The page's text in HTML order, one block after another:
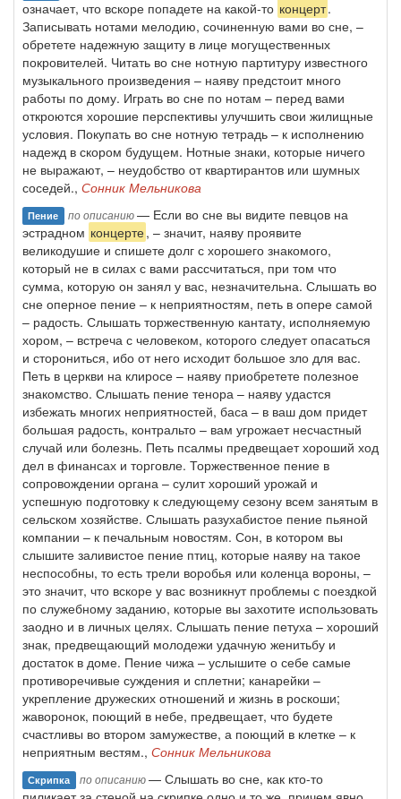
означает, что вскоре попадете на какой-то концерт.
Записывать нотами мелодию, сочиненную вами во сне, –
обретете надежную защиту в лице могущественных
покровителей. Читать во сне нотную партитуру известного
музыкального произведения – наяву предстоит много
работы по дому. Играть во сне по нотам – перед вами
откроются хорошие перспективы улучшить свои жилищные
условия. Покупать во сне нотную тетрадь – к исполнению
надежд в скором будущем. Нотные знаки, которые ничего
не выражают, – неудобство от квартирантов или шумных
соседей., Сонник Мельникова
Пение по описанию— Если во сне вы видите певцов на
эстрадном концерте, – значит, наяву проявите
великодушие и спишете долг с хорошего знакомого,
который не в силах с вами рассчитаться, при том что
сумма, которую он занял у вас, незначительна. Слышать во
сне оперное пение – к неприятностям, петь в опере самой
– радость. Слышать торжественную кантату, исполняемую
хором, – встреча с человеком, которого следует опасаться
и сторониться, ибо от него исходит большое зло для вас.
Петь в церкви на клиросе – наяву приобретете полезное
знакомство. Слышать пение тенора – наяву удастся
избежать многих неприятностей, баса – в ваш дом придет
большая радость, контральто – вам угрожает несчастный
случай или болезнь. Петь псалмы предвещает хороший ход
дел в финансах и торговле. Торжественное пение в
сопровождении органа – сулит хороший урожай и
успешную подготовку к следующему сезону всем занятым в
сельском хозяйстве. Слышать разухабистое пение пьяной
компании – к печальным новостям. Сон, в котором вы
слышите заливистое пение птиц, которые наяву на такое
неспособны, то есть трели воробья или коленца вороны, –
это значит, что вскоре у вас возникнут проблемы с поездкой
по служебному заданию, которые вы захотите использовать
заодно и в личных целях. Слышать пение петуха – хороший
знак, предвещающий молодежи удачную женитьбу и
достаток в доме. Пение чижа – услышите о себе самые
противоречивые суждения и сплетни; канарейки –
укрепление дружеских отношений и жизнь в роскоши;
жаворонок, поющий в небе, предвещает, что будете
счастливы во втором замужестве, а поющий в клетке – к
неприятным вестям., Сонник Мельникова
Скрипка по описанию— Слышать во сне, как кто-то